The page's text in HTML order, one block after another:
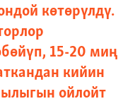
көтөрүлдү.
15-20 миң
кийин
ойлойт